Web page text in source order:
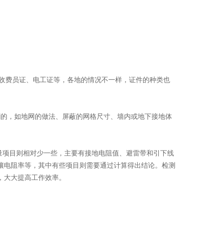
员证、电工证等，各地的情况不一样，证件的种类也
如地网的做法、屏蔽的网格尺寸、墙内或地下接地体
目则相对少一些，主要有接地电阻值、避雷带和引下线
阻率等，其中有些项目则需要通过计算得出结论。检测
大提高工作效率。